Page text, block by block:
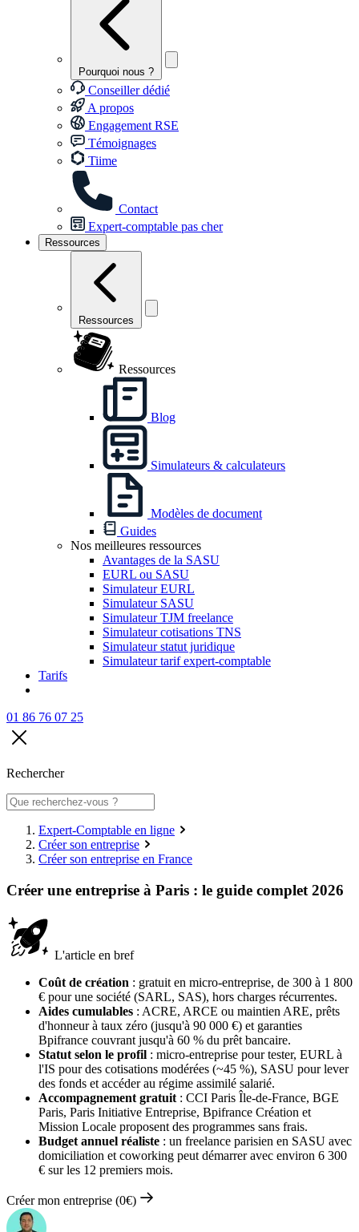
Pourquoi nous ?
Conseiller dédié
A propos
Engagement RSE
Témoignages
Tiime
Contact
Expert-comptable pas cher
Ressources
Ressources
Ressources
Blog
Simulateurs & calculateurs
Modèles de document
Guides
Nos meilleures ressources
Avantages de la SASU
EURL ou SASU
Simulateur EURL
Simulateur SASU
Simulateur TJM freelance
Simulateur cotisations TNS
Simulateur statut juridique
Simulateur tarif expert-comptable
Tarifs
01 86 76 07 25
Rechercher
Expert-Comptable en ligne
Créer son entreprise
Créer son entreprise en France
Créer une entreprise à Paris : le guide complet 2026
L'article en bref
Coût de création : gratuit en micro-entreprise, de 300 à 1 800
€ pour une société (SARL, SAS), hors charges récurrentes.
Aides cumulables : ACRE, ARCE ou maintien ARE, prêts
d'honneur à taux zéro (jusqu'à 90 000 €) et garanties
Bpifrance couvrant jusqu'à 60 % du prêt bancaire.
Statut selon le profil : micro-entreprise pour tester, EURL à
l'IS pour des cotisations modérées (~45 %), SASU pour lever
des fonds et accéder au régime assimilé salarié.
Accompagnement gratuit : CCI Paris Île-de-France, BGE
Paris, Paris Initiative Entreprise, Bpifrance Création et
Mission Locale proposent des programmes sans frais.
Budget annuel réaliste : un freelance parisien en SASU avec
domiciliation et coworking peut démarrer avec environ 6 300
€ sur les 12 premiers mois.
Créer mon entreprise (0€)